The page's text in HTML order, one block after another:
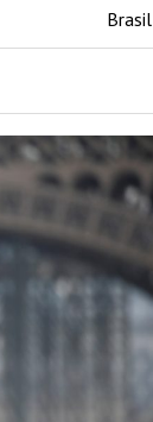
Brasil